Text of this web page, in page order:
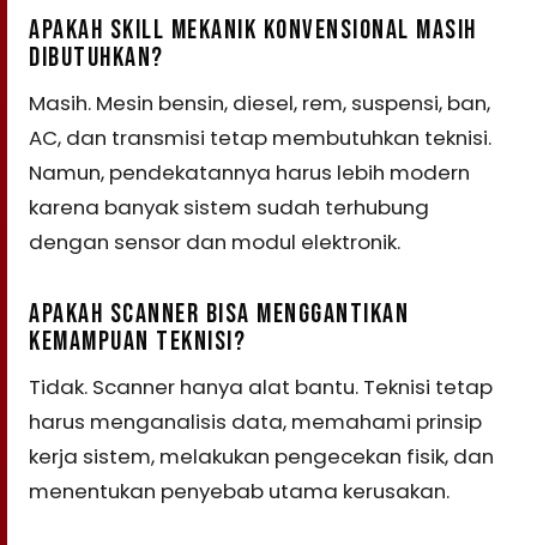
APAKAH SKILL MEKANIK KONVENSIONAL MASIH
DIBUTUHKAN?
Masih. Mesin bensin, diesel, rem, suspensi, ban,
AC, dan transmisi tetap membutuhkan teknisi.
Namun, pendekatannya harus lebih modern
karena banyak sistem sudah terhubung
dengan sensor dan modul elektronik.
APAKAH SCANNER BISA MENGGANTIKAN
KEMAMPUAN TEKNISI?
Tidak. Scanner hanya alat bantu. Teknisi tetap
harus menganalisis data, memahami prinsip
kerja sistem, melakukan pengecekan fisik, dan
menentukan penyebab utama kerusakan.